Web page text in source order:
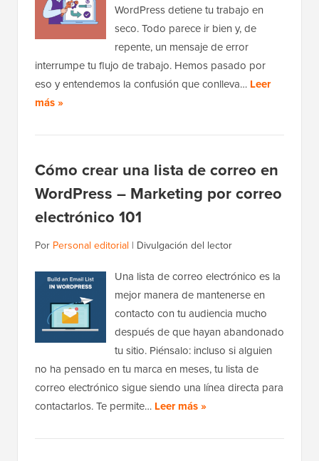
WordPress detiene tu trabajo en
seco. Todo parece ir bien y, de
repente, un mensaje de error
interrumpe tu flujo de trabajo. Hemos pasado por
eso y entendemos la confusión que conlleva… Leer
más »
Cómo crear una lista de correo en
WordPress – Marketing por correo
electrónico 101
Por Personal editorial | Divulgación del lector
Una lista de correo electrónico es la
mejor manera de mantenerse en
contacto con tu audiencia mucho
después de que hayan abandonado
tu sitio. Piénsalo: incluso si alguien
no ha pensado en tu marca en meses, tu lista de
correo electrónico sigue siendo una línea directa para
contactarlos. Te permite… Leer más »